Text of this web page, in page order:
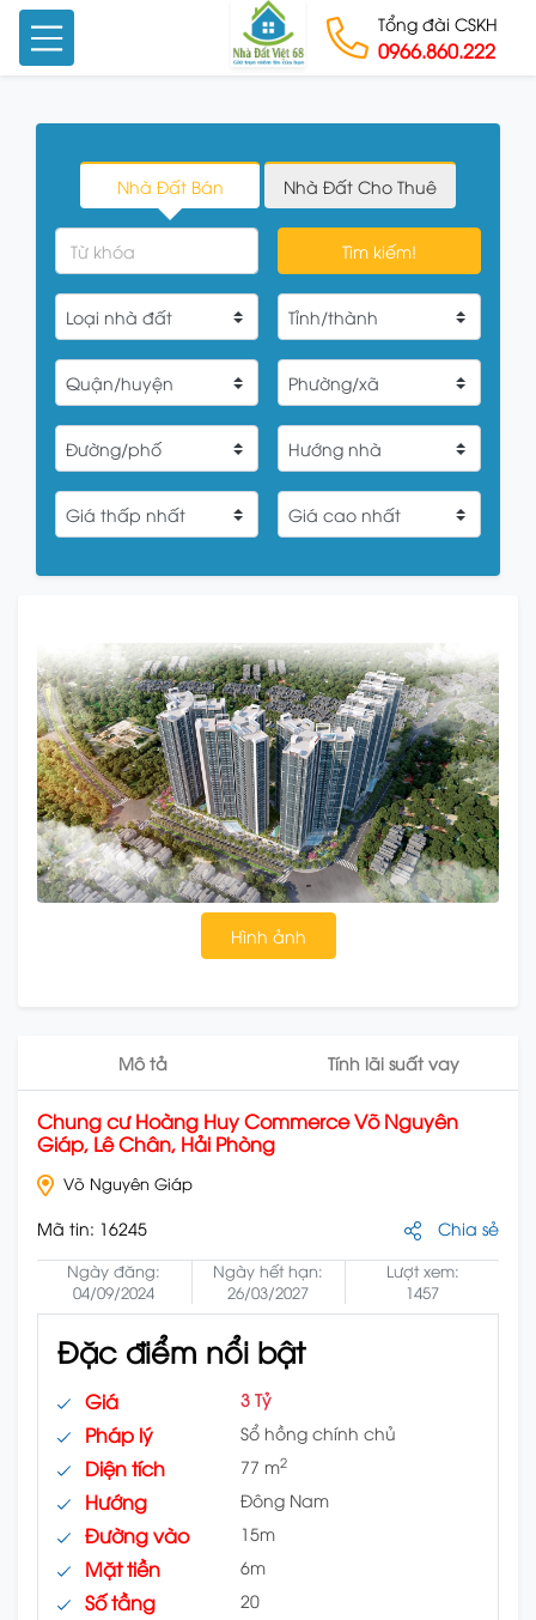
Tổng đài CSKH
0966.860.222
Nhà Đất Bán Nhà Đất Cho Thuê
Tìm kiếm!
Hình ảnh
Mô tả Tính lãi suất vay
Chung cư Hoàng Huy Commerce Võ Nguyên
Giáp, Lê Chân, Hải Phòng
Võ Nguyên Giáp
Mã tin: 16245 Chia sẻ
Ngày đăng:
04/09/2024
Ngày hết hạn:
26/03/2027
Lượt xem:
1457
Đặc điểm nổi bật
Giá 3 Tỷ
Pháp lý Sổ hồng chính chủ
Diện tích 77 m2
Hướng Đông Nam
Đường vào 15m
Mặt tiền 6m
Số tầng 20